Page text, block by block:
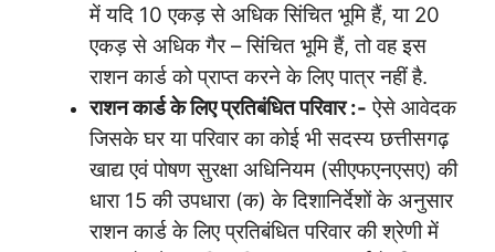
में यदि 10 एकड़ से अधिक सिंचित भूमि हैं, या 20
एकड़ से अधिक गैर – सिंचित भूमि हैं, तो वह इस
राशन कार्ड को प्राप्त करने के लिए पात्र नहीं है.
राशन कार्ड के लिए प्रतिबंधित परिवार :- ऐसे आवेदक
जिसके घर या परिवार का कोई भी सदस्य छत्तीसगढ़
खाद्य एवं पोषण सुरक्षा अधिनियम (सीएफएनएसए) की
धारा 15 की उपधारा (क) के दिशानिर्देशों के अनुसार
राशन कार्ड के लिए प्रतिबंधित परिवार की श्रेणी में